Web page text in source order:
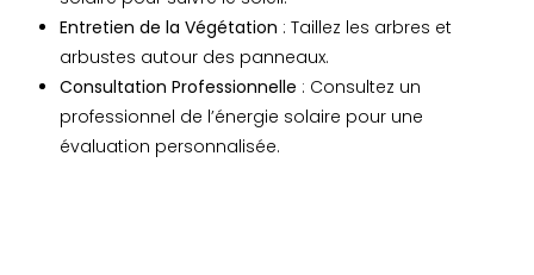
Entretien de la Végétation : Taillez les arbres et
arbustes autour des panneaux.
Consultation Professionnelle : Consultez un
professionnel de l’énergie solaire pour une
évaluation personnalisée.